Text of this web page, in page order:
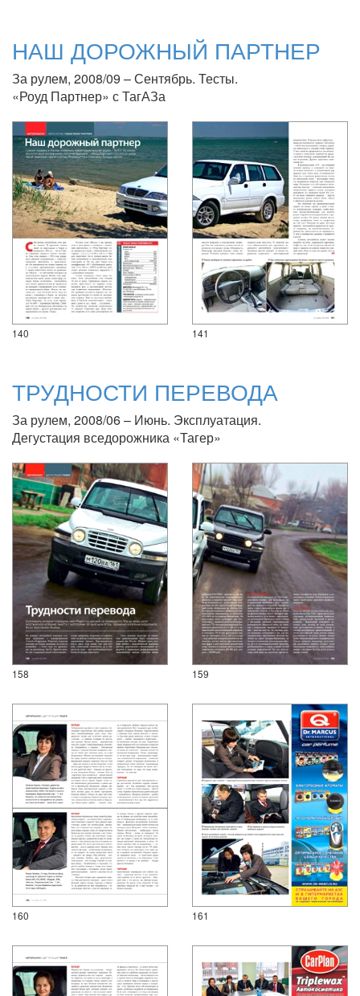
НАШ ДОРОЖНЫЙ ПАРТНЕР
За рулем, 2008/09 – Сентябрь. Тесты.
«Роуд Партнер» с ТагАЗа
140 141
ТРУДНОСТИ ПЕРЕВОДА
За рулем, 2008/06 – Июнь. Эксплуатация.
Дегустация вседорожника «Тагер»
158 159
160 161